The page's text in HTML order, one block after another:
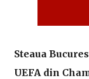
Steaua
UEFA din